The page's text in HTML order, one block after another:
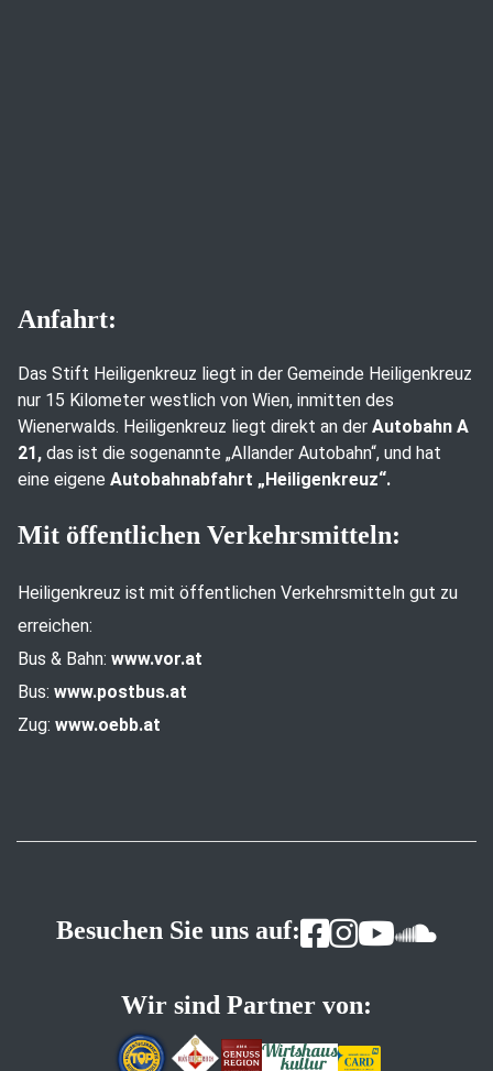
Anfahrt:
Das Stift Heiligenkreuz liegt in der Gemeinde Heiligenkreuz
nur 15 Kilometer westlich von Wien, inmitten des
Wienerwalds. Heiligenkreuz liegt direkt an der Autobahn A
21, das ist die sogenannte „Allander Autobahn“, und hat
eine eigene Autobahnabfahrt „Heiligenkreuz“.
Mit öffentlichen Verkehrsmitteln:
Heiligenkreuz ist mit öffentlichen Verkehrsmitteln gut zu
erreichen:
Bus & Bahn: www.vor.at
Bus: www.postbus.at
Zug: www.oebb.at
Besuchen Sie uns auf:
Wir sind Partner von: